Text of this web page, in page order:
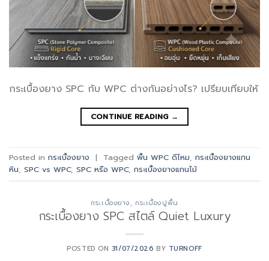
กระเบื้องยาง SPC กับ WPC ต่างกันอย่างไร? เปรียบเทียบให้
CONTINUE READING →
Posted in กระเบื้องยาง | Tagged พื้น WPC ดีไหม, กระเบื้องยางแกน
หิน, SPC vs WPC, SPC หรือ WPC, กระเบื้องยางแกนไม้
กระเบื้องยาง,กระเบื้องปูพื้น
กระเบื้องยาง SPC สไตล์ Quiet Luxury
POSTED ON 31/07/2026 BY TURNOFF